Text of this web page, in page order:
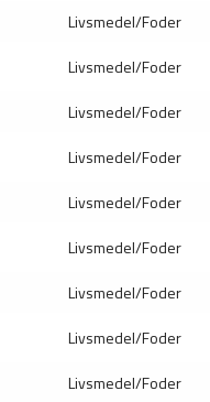
Livsmedel/Foder
Livsmedel/Foder
Livsmedel/Foder
Livsmedel/Foder
Livsmedel/Foder
Livsmedel/Foder
Livsmedel/Foder
Livsmedel/Foder
Livsmedel/Foder